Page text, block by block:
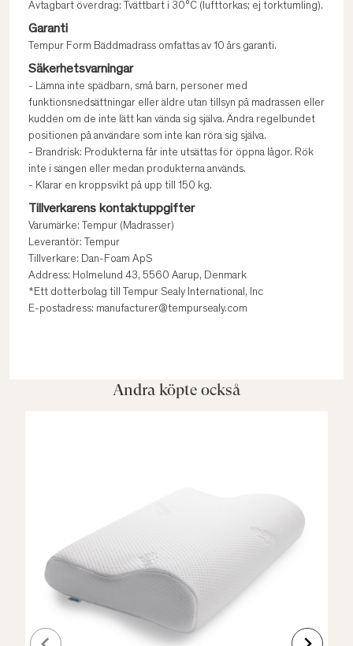
Avtagbart överdrag: Tvättbart i 30°C (lufttorkas; ej torktumling).
Garanti
Tempur Form Bäddmadrass omfattas av 10 års garanti.
Säkerhetsvarningar
- Lämna inte spädbarn, små barn, personer med
funktionsnedsättningar eller äldre utan tillsyn på madrassen eller
kudden om de inte lätt kan vända sig själva. Ändra regelbundet
positionen på användare som inte kan röra sig själva.
- Brandrisk: Produkterna får inte utsättas för öppna lågor. Rök
inte i sängen eller medan produkterna används.
- Klarar en kroppsvikt på upp till 150 kg.
Tillverkarens kontaktuppgifter
Varumärke: Tempur (Madrasser)
Leverantör: Tempur
Tillverkare: Dan-Foam ApS
Address: Holmelund 43, 5560 Aarup, Denmark
*Ett dotterbolag till Tempur Sealy International, Inc
E-postadress: manufacturer@tempursealy.com
Andra köpte också